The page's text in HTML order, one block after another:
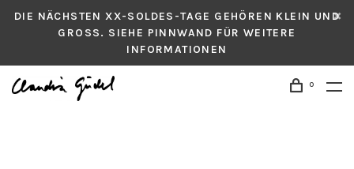
DIE NÄCHSTEN XX-SOLDES-TAGE GEHÖREN KLEIN UND
GROSS. SIEHE PINNWAND FÜR WEITERE
INFORMATIONEN
0